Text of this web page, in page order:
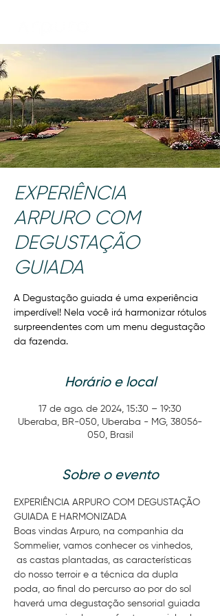
EXPERIÊNCIA
ARPURO COM
DEGUSTAÇÃO
GUIADA
A Degustação guiada é uma experiência
imperdível! Nela você irá harmonizar rótulos
surpreendentes com um menu degustação
da fazenda.
Horário e local
17 de ago. de 2024, 15:30 – 19:30
Uberaba, BR-050, Uberaba - MG, 38056-
050, Brasil
Sobre o evento
EXPERIÊNCIA ARPURO COM DEGUSTAÇÃO
GUIADA E HARMONIZADA
Boas vindas Arpuro, na companhia da
Sommelier, vamos conhecer os vinhedos,
as castas plantadas, as características
do nosso terroir e a técnica da dupla
poda, ao final do percurso ao por do sol
haverá uma degustação sensorial guiada